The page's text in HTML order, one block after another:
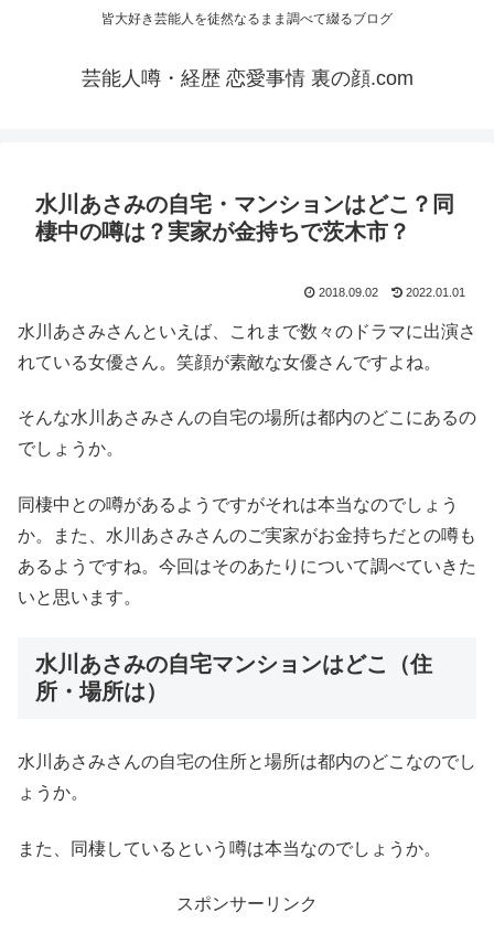
皆大好き芸能人を徒然なるまま調べて綴るブログ
芸能人噂・経歴 恋愛事情 裏の顔.com
水川あさみの自宅・マンションはどこ？同
棲中の噂は？実家が金持ちで茨木市？
2018.09.02 2022.01.01
水川あさみさんといえば、これまで数々のドラマに出演さ
れている女優さん。笑顔が素敵な女優さんですよね。
そんな水川あさみさんの自宅の場所は都内のどこにあるの
でしょうか。
同棲中との噂があるようですがそれは本当なのでしょう
か。また、水川あさみさんのご実家がお金持ちだとの噂も
あるようですね。今回はそのあたりについて調べていきた
いと思います。
水川あさみの自宅マンションはどこ（住
所・場所は）
水川あさみさんの自宅の住所と場所は都内のどこなのでし
ょうか。
また、同棲しているという噂は本当なのでしょうか。
スポンサーリンク